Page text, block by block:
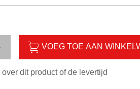
VOEG TOE AAN
dit product of de levertijd